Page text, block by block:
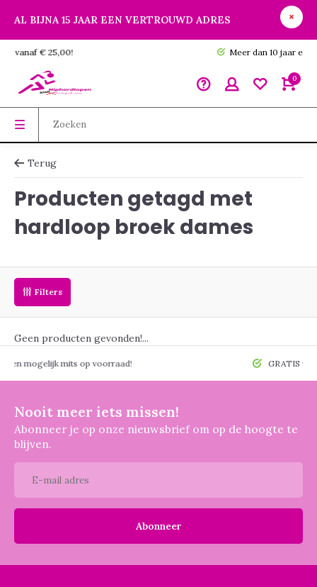
AL BIJNA 15 JAAR EEN VERTROUWD ADRES
GRATIS verzending vanaf € 25,00!
0
Terug
Producten getagd met
hardloop broek dames
Filters
Geen producten gevonden!...
mits op voorraad! GRATIS
Nooit meer iets missen!
Abonneer je op onze nieuwsbrief om op de hoogte te
blijven.
Abonneer